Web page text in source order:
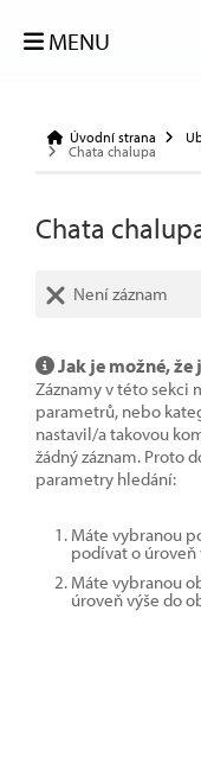
MENU
Úvodní strana
Chata chalupa
Chata
Není záznam
Jak je možné, že
Záznamy v této sekci
parametrů, nebo
nastavil/a takovou
žádný záznam. Proto
parametry hledání:
Máte vybranou
podívat o úroveň
Máte vybranou
úroveň výše do